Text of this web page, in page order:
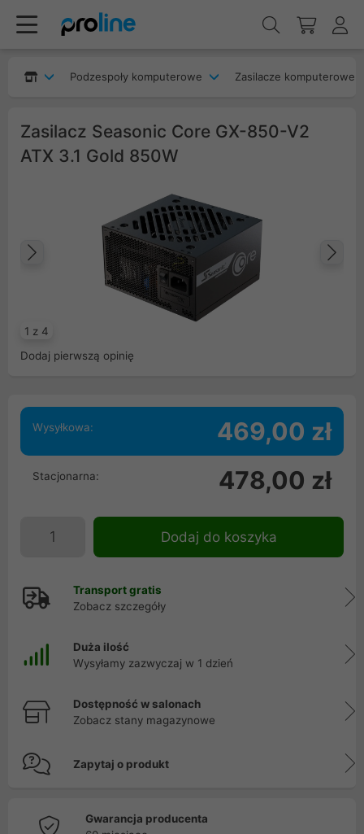
Podzespoły komputerowe Zasilacze komputerowe
Zasilacz Seasonic Core GX-850-V2
ATX 3.1 Gold 850W
1 z 4
Poprzedni
Dodaj pierwszą opinię
Wysyłkowa: 469,00 zł
Stacjonarna: 478,00 zł
Dodaj do koszyka
Transport gratis
Zobacz szczegóły
Duża ilość
Wysyłamy zazwyczaj w 1 dzień
Dostępność w salonach
Zobacz stany magazynowe
Zapytaj o produkt
Gwarancja producenta